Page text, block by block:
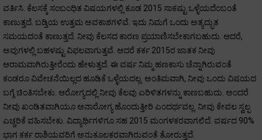
ವರ್ತಿಸಿ. ಕೆಲಸಕ್ಕೆ ಸಂಬಂಧಿತ ವಿಷಯಗಳಲ್ಲಿ ಕೂಡ 2015 ಸಾಕಷ್ಟು ಒಳ್ಳೆಯದೆಂಬಂತೆ
ಕಾಣುತ್ತದೆ. ಬಡ್ತಿಯ ಉತ್ತಮ ಅವಕಾಶಗಳಿವೆ. ಇದು ನಿಮಗೆ ಒಂದು ಅತ್ಯದ್ಭುತ
ಸಮಯದಂತೆ ಕಾಣುತ್ತದೆ. ನೀವು ಕೆಲಸದ ಕಾರಣ ಪ್ರಯಾಣಿಸಬೇಕಾಗಬಹುದು. ಆದರೆ,
ಅವುಗಳಲ್ಲಿ ಬಹಳಷ್ಟು ವಿಫಲವಾಗುತ್ತವೆ. ಆದರೆ ಕರ್ಕ 2015ರ ಜಾತಕ ನೀವು
ಆರಾಮವಾಗಿರುತ್ತೀರೆಂದು ಹೇಳುತ್ತದೆ. ಈ ವರ್ಷ ನಿಮ್ಮ ಹಣಕಾಸು ಚೆನ್ನಾಗಿರುವಂತೆ
ಕಂಡರೂ ವಿವೇಚನೆಯಿಲ್ಲದ ಹೂಡಿಕೆ ಒಳ್ಳೆಯದಲ್ಲ. ಅಂತಿಮವಾಗಿ, ನೀವು ಒಂದು ವಿಷಯದ
ಬಗ್ಗೆ ಚಿಂತಿಸಬೇಕು. ಆರೋಗ್ಯದಲ್ಲಿ ನೀವು ಕೆಲವು ಏರಿಳಿತಗಳನ್ನು ಕಾಣಬಹುದು. ಅಂದರೆ
ನೀವು ಖಂಡಿತವಾಗಿಯೂ ಅನಾರೋಗ್ಯ ಹೊಂದುತ್ತೀರಿ ಎಂದರ್ಥವಲ್ಲ. ನೀವು ಕೇವಲ ಸ್ವಲ್ಪ
ಎಚ್ಚರಿಕೆ ವಹಿಸಬೇಕು. ವಿದ್ಯಾರ್ಥಿಗಳಿಗೂ ಸಹ 2015 ಮಂಗಳಕರವಾಗಲಿದೆ. ವರ್ಷದ 90%
ಭಾಗ ಕರ್ಕ ರಾಶಿಯವರಿಗೆ ಅನುಕೂಲಕರವಾಗಿರುವಂತೆ ತೋರುತ್ತದೆ.